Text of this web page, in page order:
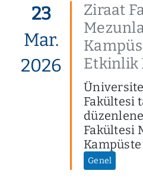
23
Mar.
2026
Ziraat
Etkinlik
Fakültesi
Fakültesi
Genel